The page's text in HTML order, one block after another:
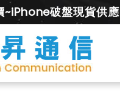
~iPhone破盤現貨供應